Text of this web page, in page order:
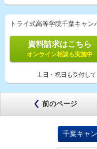
トライ式高等学院千葉キャ
資料請求はこちら
オンライン相談も実施中
土日・祝日も受付し
前のページ
千葉キャ